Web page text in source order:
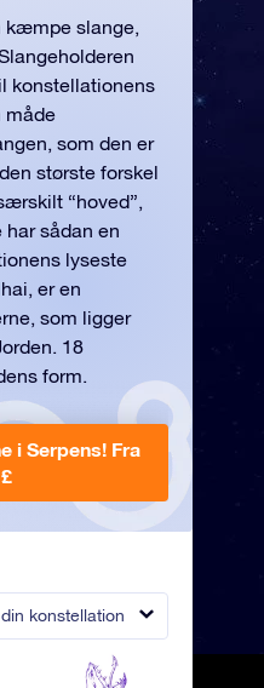
konstellation
kæmpe slange,
konstellationens
måde
som den er
største forskel
“hoved”,
har sådan en
lyseste
er en
som ligger
18
form.
i Serpens! Fra